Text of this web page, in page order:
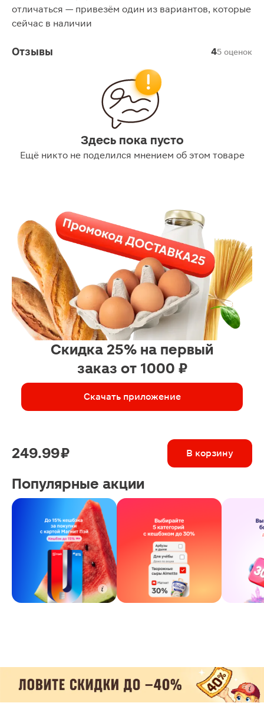
отличаться — привезём один из вариантов, которые
сейчас в наличии
Отзывы 45 оценок
Здесь пока пусто
Ещё никто не поделился мнением об этом товаре
Скидка 25% на первый
заказ от 1000 ₽
Скачать приложение
249.99 ₽ В корзину
Популярные акции